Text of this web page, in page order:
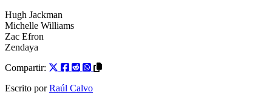
Hugh Jackman
Michelle Williams
Zac Efron
Zendaya
Compartir:
Escrito por Raúl Calvo